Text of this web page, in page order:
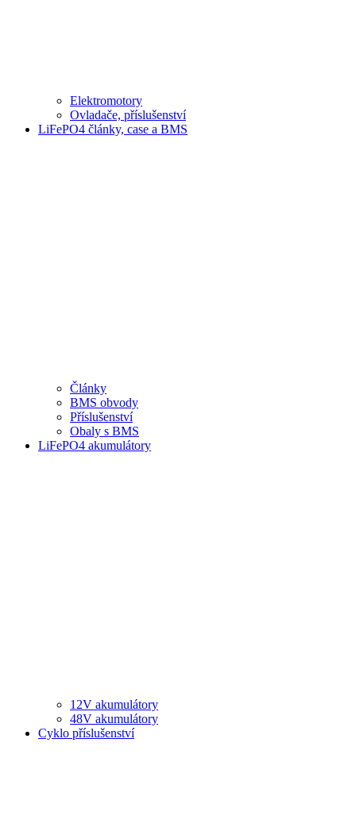
Elektromotory
Ovladače, příslušenství
LiFePO4 články, case a BMS
Články
BMS obvody
Příslušenství
Obaly s BMS
LiFePO4 akumulátory
12V akumulátory
48V akumulátory
Cyklo příslušenství